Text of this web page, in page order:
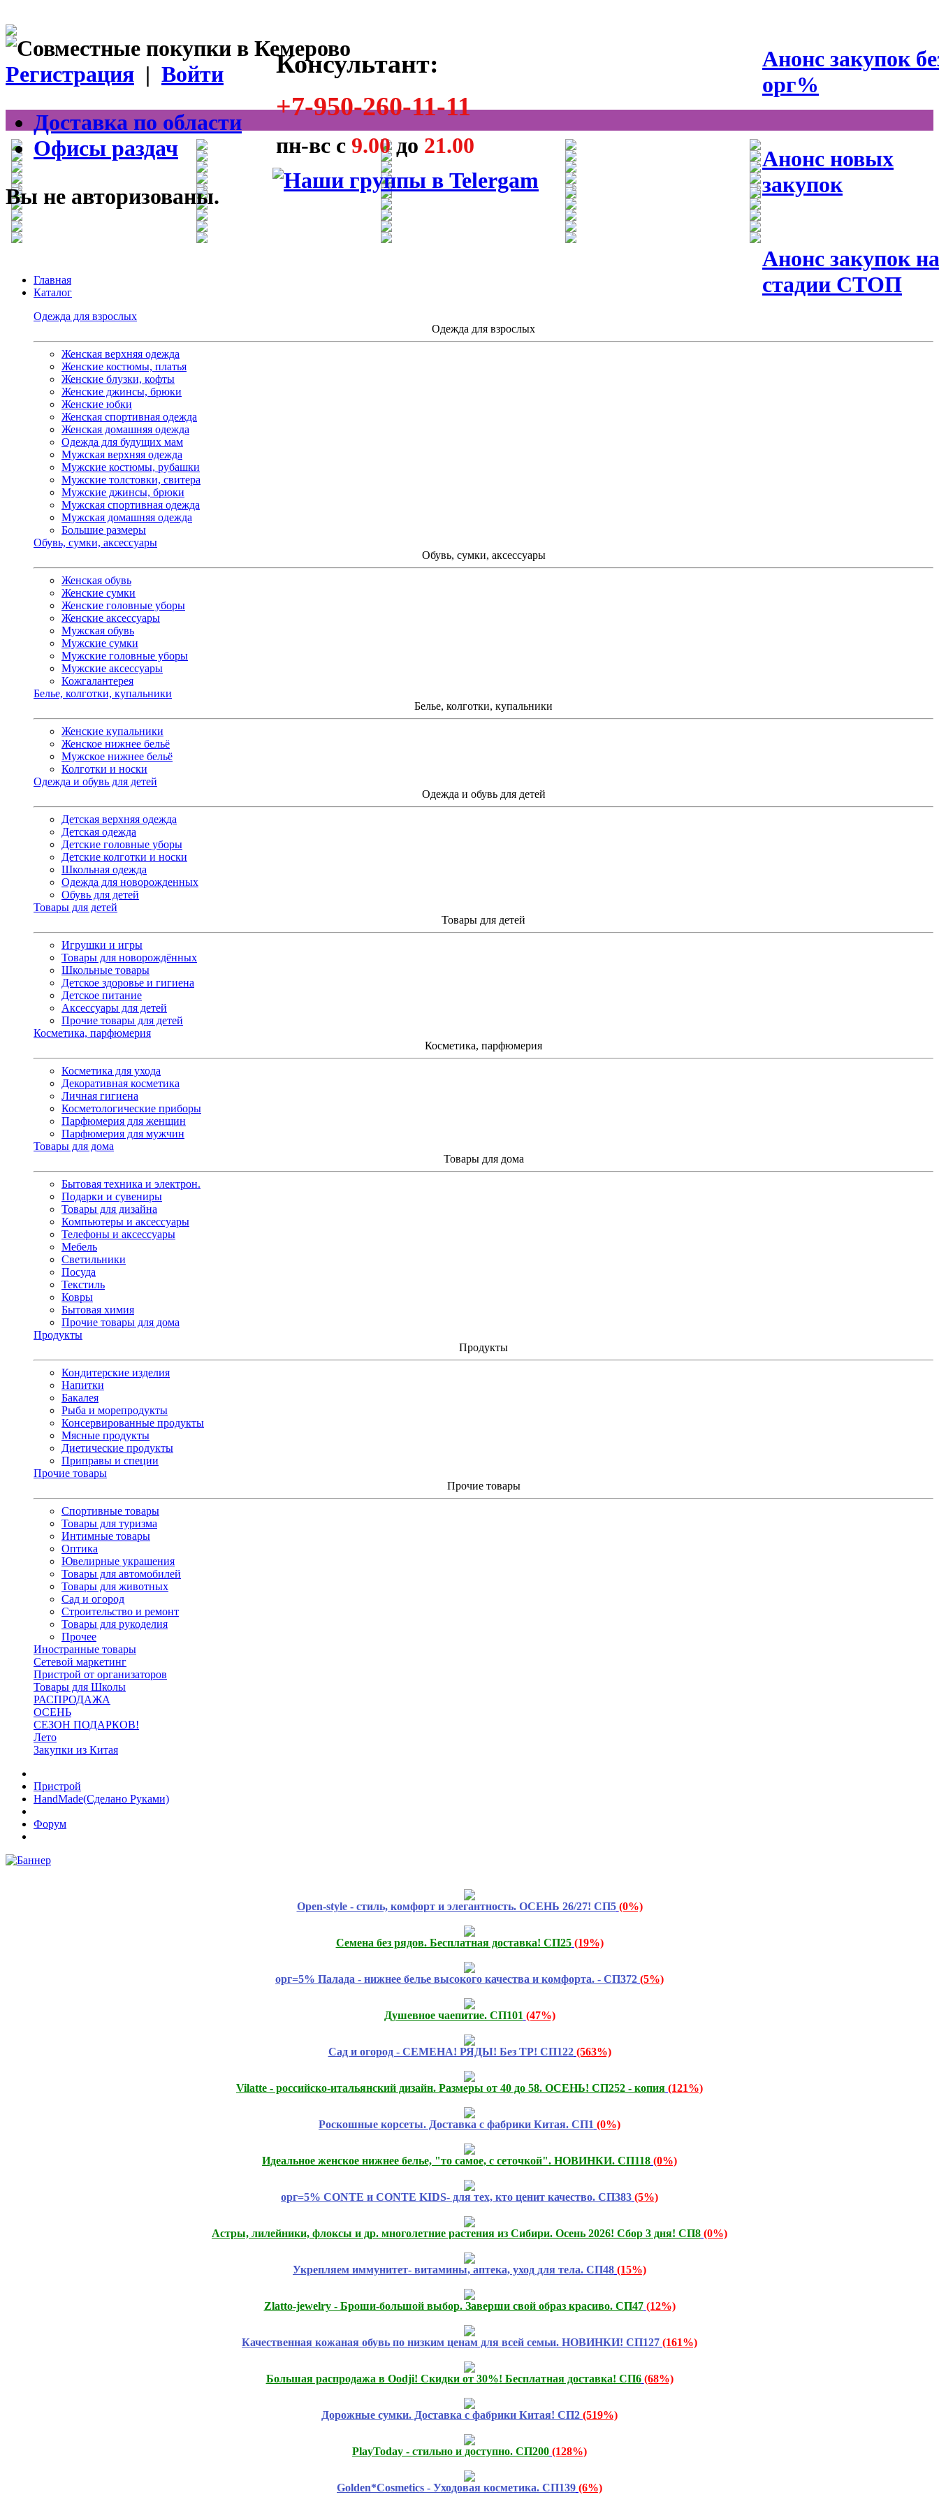
Анонс закупок
орг%
Анонс новых
закупок
Анонс закупок на
стадии СТОП
Консультант:
+7-950-260-11-11
пн-вс с 9.00до 21.00
Регистрация | Войти
Доставка по области
Офисы раздач
Вы не авторизованы.
Главная
Каталог
Одежда для взрослых
Одежда для взрослых
Женская верхняя одежда
Женские костюмы, платья
Женские блузки, кофты
Женские джинсы, брюки
Женские юбки
Женская спортивная одежда
Женская домашняя одежда
Одежда для будущих мам
Мужская верхняя одежда
Мужские костюмы, рубашки
Мужские толстовки, свитера
Мужские джинсы, брюки
Мужская спортивная одежда
Мужская домашняя одежда
Большие размеры
Обувь, сумки, аксессуары
Обувь, сумки, аксессуары
Женская обувь
Женские сумки
Женские головные уборы
Женские аксессуары
Мужская обувь
Мужские сумки
Мужские головные уборы
Мужские аксессуары
Кожгалантерея
Белье, колготки, купальники
Белье, колготки, купальники
Женские купальники
Женское нижнее бельё
Мужское нижнее бельё
Колготки и носки
Одежда и обувь для детей
Одежда и обувь для детей
Детская верхняя одежда
Детская одежда
Детские головные уборы
Детские колготки и носки
Школьная одежда
Одежда для новорожденных
Обувь для детей
Товары для детей
Товары для детей
Игрушки и игры
Товары для новорождённых
Школьные товары
Детское здоровье и гигиена
Детское питание
Аксессуары для детей
Прочие товары для детей
Косметика, парфюмерия
Косметика, парфюмерия
Косметика для ухода
Декоративная косметика
Личная гигиена
Косметологические приборы
Парфюмерия для женщин
Парфюмерия для мужчин
Товары для дома
Товары для дома
Бытовая техника и электрон.
Подарки и сувениры
Товары для дизайна
Компьютеры и аксессуары
Телефоны и аксессуары
Мебель
Светильники
Посуда
Текстиль
Ковры
Бытовая химия
Прочие товары для дома
Продукты
Продукты
Кондитерские изделия
Напитки
Бакалея
Рыба и морепродукты
Консервированные продукты
Мясные продукты
Диетические продукты
Приправы и специи
Прочие товары
Прочие товары
Спортивные товары
Товары для туризма
Интимные товары
Оптика
Ювелирные украшения
Товары для автомобилей
Товары для животных
Сад и огород
Строительство и ремонт
Товары для рукоделия
Прочее
Иностранные товары
Сетевой маркетинг
Пристрой от организаторов
Товары для Школы
РАСПРОДАЖА
ОСЕНЬ
СЕЗОН ПОДАРКОВ!
Лето
Закупки из Китая
Пристрой
HandMade(Сделано Руками)
Форум
Open-style - стиль, комфорт и элегантность. ОСЕНЬ 26/27! СП5 (0%)
Семена без рядов. Бесплатная доставка! СП25 (19%)
орг=5% Палада - нижнее белье высокого качества и комфорта. - СП372 (5%)
Душевное чаепитие. СП101 (47%)
Сад и огород - СЕМЕНА! РЯДЫ! Без ТР! СП122 (563%)
Vilatte - российско-итальянский дизайн. Размеры от 40 до 58. ОСЕНЬ! СП252 - копия (121%)
Роскошные корсеты. Доставка с фабрики Китая. СП1 (0%)
Идеальное женское нижнее белье, "то самое, с сеточкой". НОВИНКИ. СП118 (0%)
орг=5% CONTE и CONTE KIDS- для тех, кто ценит качество. СП383 (5%)
Астры, лилейники, флоксы и др. многолетние растения из Сибири. Осень 2026! Сбор 3 дня! СП8 (0%)
Укрепляем иммунитет- витамины, аптека, уход для тела. СП48 (15%)
Zlatto-jewelry - Броши-большой выбор. Заверши свой образ красиво. СП47 (12%)
Качественная кожаная обувь по низким ценам для всей семьи. НОВИНКИ! СП127 (161%)
Большая распродажа в Oodji! Скидки от 30%! Бесплатная доставка! СП6 (68%)
Дорожные сумки. Доставка с фабрики Китая! СП2 (519%)
PlayToday - стильно и доступно. СП200 (128%)
Golden*Cosmetics - Уходовая косметика. СП139 (6%)